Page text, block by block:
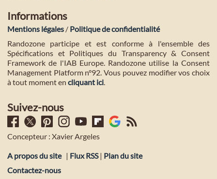
Informations
Mentions légales / Politique de confidentialité
Randozone participe et est conforme à l'ensemble des
Spécifications et Politiques du Transparency & Consent
Framework de l'IAB Europe. Randozone utilise la Consent
Management Platform n°92. Vous pouvez modifier vos choix
à tout moment en cliquant ici.
Suivez-nous
Concepteur : Xavier Argeles
A propos du site | Flux RSS| Plan du site
Contactez-nous